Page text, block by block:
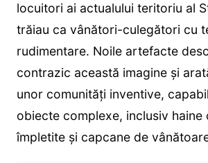
locuitori ai actualului teritoriu al
trăiau ca vânători-culegători cu
rudimentare. Noile artefacte
contrazic această imagine și
unor comunități inventive,
obiecte complexe, inclusiv haine
împletite și capcane de